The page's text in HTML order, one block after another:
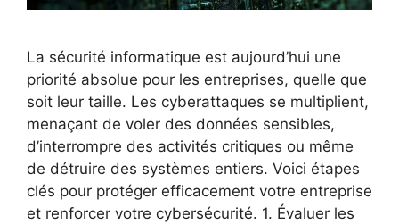
La sécurité informatique est aujourd’hui une
priorité absolue pour les entreprises, quelle que
soit leur taille. Les cyberattaques se multiplient,
menaçant de voler des données sensibles,
d’interrompre des activités critiques ou même
de détruire des systèmes entiers. Voici étapes
clés pour protéger efficacement votre entreprise
et renforcer votre cybersécurité. 1. Évaluer les